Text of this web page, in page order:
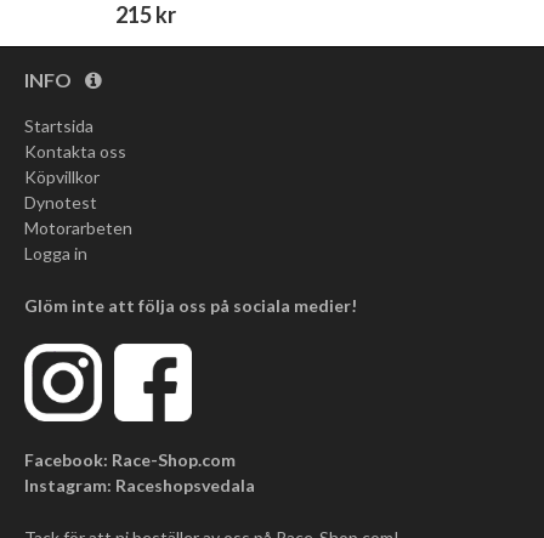
215 kr
INFO
Startsida
Kontakta oss
Köpvillkor
Dynotest
Motorarbeten
Logga in
Glöm inte att följa oss på sociala medier!
Facebook: Race-Shop.com
Instagram: Raceshopsvedala